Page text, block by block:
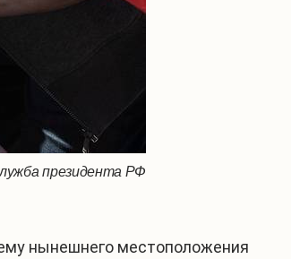
президента РФ
нынешнего местоположения